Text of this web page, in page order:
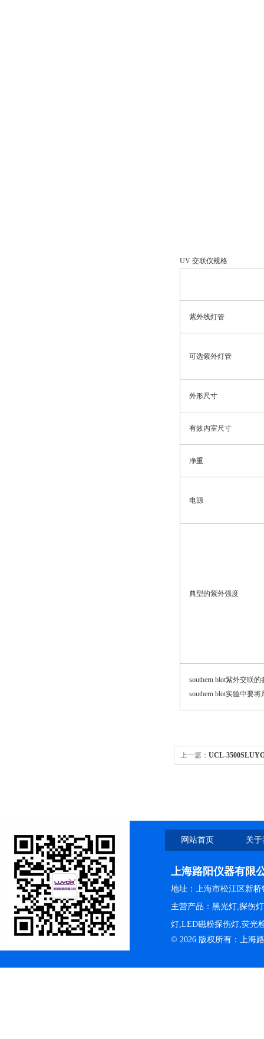
UV 交联仪规格
紫外线灯管
可选紫外灯管
外形尺寸
有效内室尺寸
净重
电源
典型的紫外强度
southern blot紫外交联的
southern blot实验中要
上一篇： UCL-
网站首页 关
上海路阳仪器有限
地址：上海市松江区新桥
主营产品：黑光灯,探伤
灯,LED磁粉探伤灯,荧光
© 2026 版权所有：上海